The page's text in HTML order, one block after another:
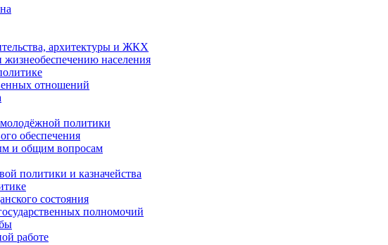
архитектуры и ЖКХ
населения
отношений
политики
обеспечения
и общим вопросам
политики и казначейства
состояния
полномочий
работе